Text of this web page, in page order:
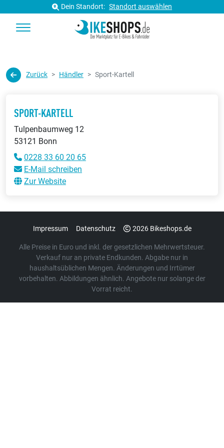
Dein Standort: Standort auswählen
Zurück Händler Sport-Kartell
SPORT-KARTELL
Tulpenbaumweg 12
53121 Bonn
0228 33 60 20 65
E-Mail schreiben
Zur Website
Impressum Datenschutz 2026 Bikeshops.de
Alle Preise in Euro und inkl. der gesetzlichen Mehrwertsteuer.
Verkauf nur an private Endkunden. Abgabe nur in
haushaltsüblichen Mengen. Änderungen und Irrtümer
vorbehalten. Abbildungen ähnlich. Angebote nur solange der
Vorrat reicht.